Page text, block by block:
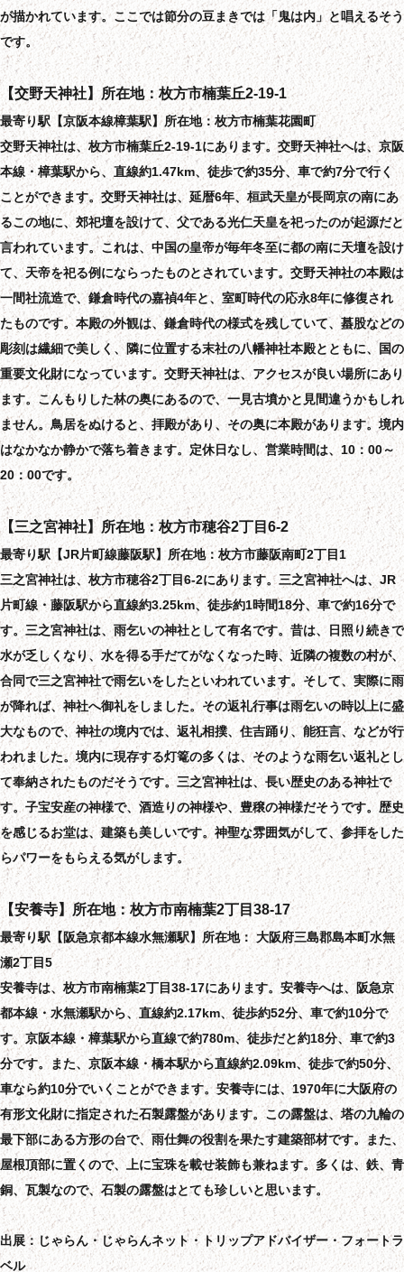
が描かれています。ここでは節分の豆まきでは「鬼は内」と唱えるそう
です。
【交野天神社】所在地：枚方市楠葉丘2-19-1
最寄り駅【京阪本線樟葉駅】所在地：枚方市楠葉花園町
交野天神社は、枚方市楠葉丘2-19-1にあります。交野天神社へは、京阪
本線・樟葉駅から、直線約1.47km、徒歩で約35分、車で約7分で行く
ことができます。交野天神社は、延暦6年、桓武天皇が長岡京の南にあ
るこの地に、郊祀壇を設けて、父である光仁天皇を祀ったのが起源だと
言われています。これは、中国の皇帝が毎年冬至に都の南に天壇を設け
て、天帝を祀る例にならったものとされています。交野天神社の本殿は
一間社流造で、鎌倉時代の嘉禎4年と、室町時代の応永8年に修復され
たものです。本殿の外観は、鎌倉時代の様式を残していて、蟇股などの
彫刻は繊細で美しく、隣に位置する末社の八幡神社本殿とともに、国の
重要文化財になっています。交野天神社は、アクセスが良い場所にあり
ます。こんもりした林の奥にあるので、一見古墳かと見間違うかもしれ
ません。鳥居をぬけると、拝殿があり、その奥に本殿があります。境内
はなかなか静かで落ち着きます。定休日なし、営業時間は、10：00～
20：00です。
【三之宮神社】所在地：枚方市穂谷2丁目6-2
最寄り駅【JR片町線藤阪駅】所在地：枚方市藤阪南町2丁目1
三之宮神社は、枚方市穂谷2丁目6-2にあります。三之宮神社へは、JR
片町線・藤阪駅から直線約3.25km、徒歩約1時間18分、車で約16分で
す。三之宮神社は、雨乞いの神社として有名です。昔は、日照り続きで
水が乏しくなり、水を得る手だてがなくなった時、近隣の複数の村が、
合同で三之宮神社で雨乞いをしたといわれています。そして、実際に雨
が降れば、神社へ御礼をしました。その返礼行事は雨乞いの時以上に盛
大なもので、神社の境内では、返礼相撲、住吉踊り、能狂言、などが行
われました。境内に現存する灯篭の多くは、そのような雨乞い返礼とし
て奉納されたものだそうです。三之宮神社は、長い歴史のある神社で
す。子宝安産の神様で、酒造りの神様や、豊穣の神様だそうです。歴史
を感じるお堂は、建築も美しいです。神聖な雰囲気がして、参拝をした
らパワーをもらえる気がします。
【安養寺】所在地：枚方市南楠葉2丁目38-17
最寄り駅【阪急京都本線水無瀬駅】所在地： 大阪府三島郡島本町水無
瀬2丁目5
安養寺は、枚方市南楠葉2丁目38-17にあります。安養寺へは、阪急京
都本線・水無瀬駅から、直線約2.17km、徒歩約52分、車で約10分で
す。京阪本線・樟葉駅から直線で約780m、徒歩だと約18分、車で約3
分です。また、京阪本線・橋本駅から直線約2.09km、徒歩で約50分、
車なら約10分でいくことができます。安養寺には、1970年に大阪府の
有形文化財に指定された石製露盤があります。この露盤は、塔の九輪の
最下部にある方形の台で、雨仕舞の役割を果たす建築部材です。また、
屋根頂部に置くので、上に宝珠を載せ装飾も兼ねます。多くは、鉄、青
銅、瓦製なので、石製の露盤はとても珍しいと思います。
出展：じゃらん・じゃらんネット・トリップアドバイザー・フォートラ
ベル